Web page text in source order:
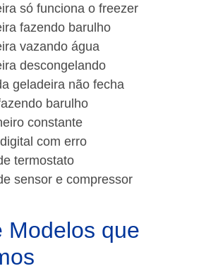
só funciona o freezer
fazendo barulho
vazando água
descongelando
geladeira não fecha
barulho
constante
com erro
termostato
sensor e compressor
Modelos que